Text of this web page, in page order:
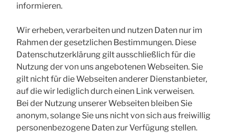
informieren.
Wir erheben, verarbeiten und nutzen Daten nur im
Rahmen der gesetzlichen Bestimmungen. Diese
Datenschutzerklärung gilt ausschließlich für die
Nutzung der von uns angebotenen Webseiten. Sie
gilt nicht für die Webseiten anderer Dienstanbieter,
auf die wir lediglich durch einen Link verweisen.
Bei der Nutzung unserer Webseiten bleiben Sie
anonym, solange Sie uns nicht von sich aus freiwillig
personenbezogene Daten zur Verfügung stellen.